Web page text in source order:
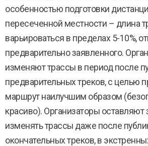
особенностью подготовки
пересеченной местности – длина
варьироваться в пределах 5-10%,
предварительно заявленного.
изменяют трассы в период после
предварительных треков, с целью
маршрут наилучшим образом
красиво). Организаторы оставляют
изменять трассы даже после
окончательных треков, в